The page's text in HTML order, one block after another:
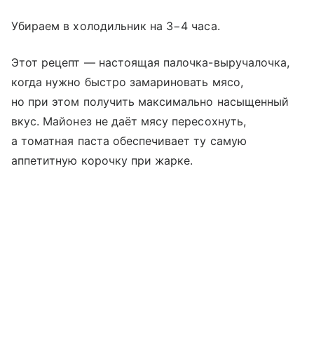
Убираем в холодильник на 3−4 часа.
Этот рецепт — настоящая палочка-выручалочка,
когда нужно быстро замариновать мясо,
но при этом получить максимально насыщенный
вкус. Майонез не даёт мясу пересохнуть,
а томатная паста обеспечивает ту самую
аппетитную корочку при жарке.